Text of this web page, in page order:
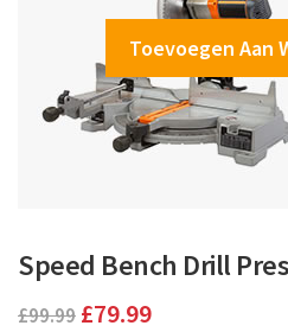
Toevoegen Aan
Speed Bench Drill
£99.99 Oorspronkelijke
£79.99Huidige